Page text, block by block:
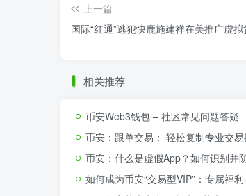
上一篇
国际“红通”逃犯快鹿施建祥在美推广虚
相关推荐
币安Web3钱包 – 社区常见问题答疑
币安：跟单交易： 轻松复制专业交
币安：什么是虚假App？如何识别并
如何成为币安“交易型VIP”：专属福